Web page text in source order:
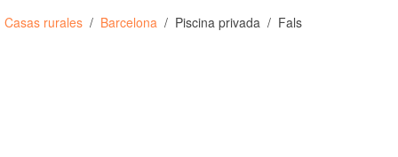
Casas rurales Barcelona Piscina privada Fals